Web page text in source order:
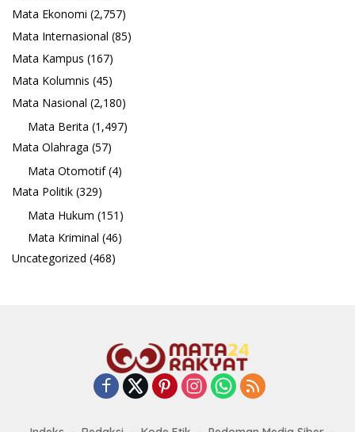
Mata Ekonomi (2,757)
Mata Internasional (85)
Mata Kampus (167)
Mata Kolumnis (45)
Mata Nasional (2,180)
Mata Berita (1,497)
Mata Olahraga (57)
Mata Otomotif(4)
Mata Politik (329)
Mata Hukum (151)
Mata Kriminal (46)
Uncategorized (468)